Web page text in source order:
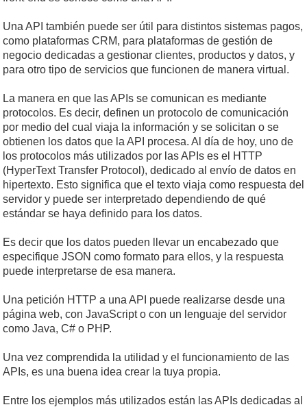
Una API también puede ser útil para distintos sistemas pagos,
como plataformas CRM, para plataformas de gestión de
negocio dedicadas a gestionar clientes, productos y datos, y
para otro tipo de servicios que funcionen de manera virtual.
La manera en que las APIs se comunican es mediante
protocolos. Es decir, definen un protocolo de comunicación
por medio del cual viaja la información y se solicitan o se
obtienen los datos que la API procesa. Al día de hoy, uno de
los protocolos más utilizados por las APIs es el HTTP
(HyperText Transfer Protocol), dedicado al envío de datos en
hipertexto. Esto significa que el texto viaja como respuesta del
servidor y puede ser interpretado dependiendo de qué
estándar se haya definido para los datos.
Es decir que los datos pueden llevar un encabezado que
especifique JSON como formato para ellos, y la respuesta
puede interpretarse de esa manera.
Una petición HTTP a una API puede realizarse desde una
página web, con JavaScript o con un lenguaje del servidor
como Java, C# o PHP.
Una vez comprendida la utilidad y el funcionamiento de las
APIs, es una buena idea crear la tuya propia.
Entre los ejemplos más utilizados están las APIs dedicadas al